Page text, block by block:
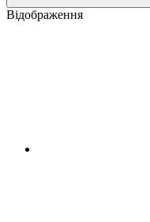
Відображення